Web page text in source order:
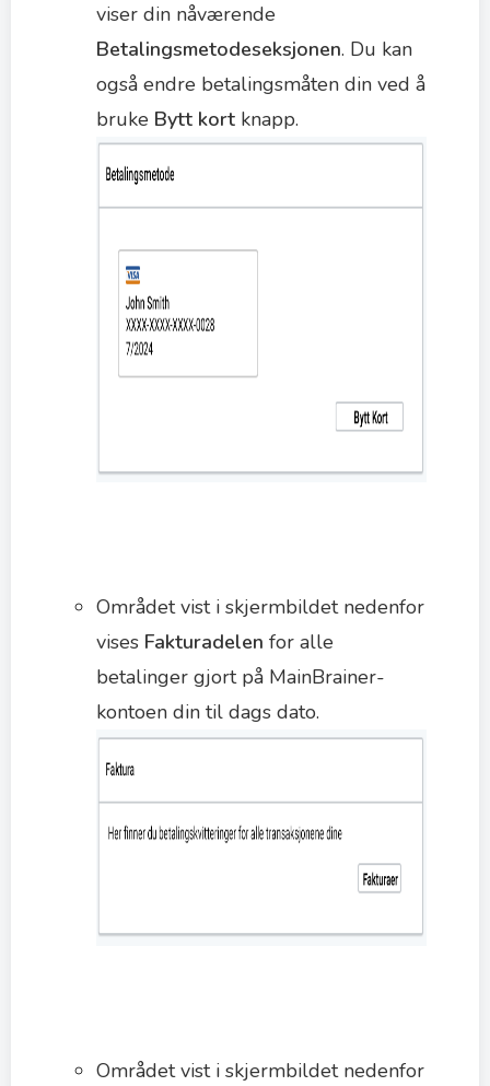
viser din nåværende
Betalingsmetodeseksjonen. Du kan
også endre betalingsmåten din ved å
bruke Bytt kort knapp.
Området vist i skjermbildet nedenfor
vises Fakturadelen for alle
betalinger gjort på MainBrainer-
kontoen din til dags dato.
Området vist i skjermbildet nedenfor